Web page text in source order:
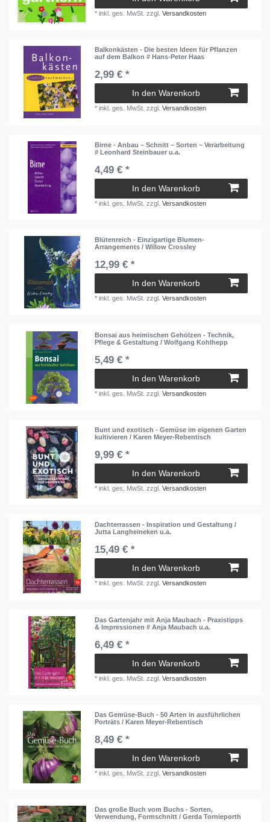
*inkl. ges. MwSt. zzgl.Versandkosten
Balkonkästen - Die besten Ideen für Pflanzen
auf dem Balkon # Hans-Peter Haas
2,99 € *
In den Warenkorb
*inkl. ges. MwSt. zzgl.Versandkosten
Birne - Anbau – Schnitt – Sorten – Verarbeitung
# Leonhard Steinbauer u.a.
4,49 € *
In den Warenkorb
*inkl. ges. MwSt. zzgl.Versandkosten
Blütenreich - Einzigartige Blumen-
Arrangements / Willow Crossley
12,99 € *
In den Warenkorb
*inkl. ges. MwSt. zzgl.Versandkosten
Bonsai aus heimischen Gehölzen - Technik,
Pflege & Gestaltung / Wolfgang Kohlhepp
5,49 € *
In den Warenkorb
*inkl. ges. MwSt. zzgl.Versandkosten
Bunt und exotisch - Gemüse im eigenen Garten
kultivieren / Karen Meyer-Rebentisch
9,99 € *
In den Warenkorb
*inkl. ges. MwSt. zzgl.Versandkosten
Dachterrassen - Inspiration und Gestaltung /
Jutta Langheineken u.a.
15,49 € *
In den Warenkorb
*inkl. ges. MwSt. zzgl.Versandkosten
Das Gartenjahr mit Anja Maubach - Praxistipps
& Impressionen # Anja Maubach u.a.
6,49 € *
In den Warenkorb
*inkl. ges. MwSt. zzgl.Versandkosten
Das Gemüse-Buch - 50 Arten in ausführlichen
Porträts / Karen Meyer-Rebentisch
8,49 € *
In den Warenkorb
*inkl. ges. MwSt. zzgl.Versandkosten
Das große Buch vom Buchs - Sorten,
Verwendung, Formschnitt / Gerda Tornieporth